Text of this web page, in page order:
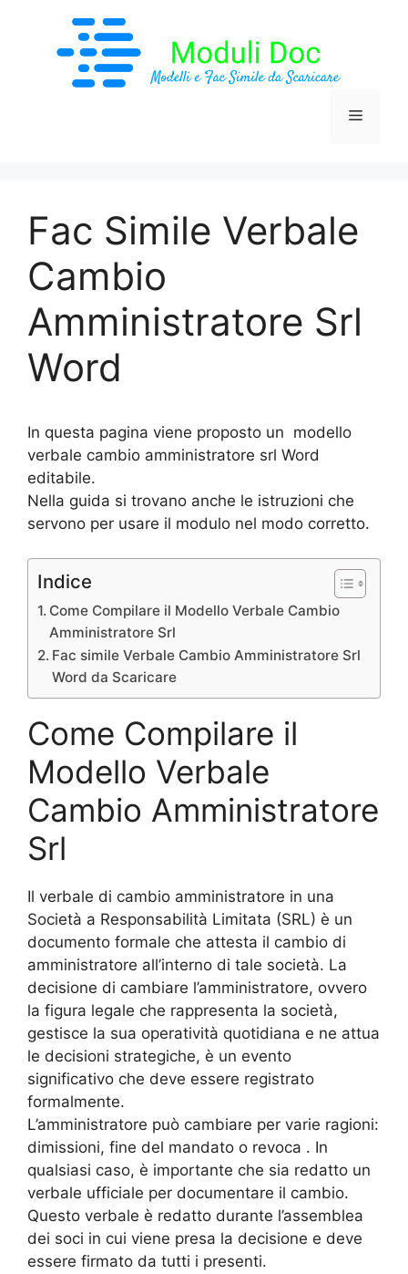
contenuto
Menu
Fac Simile Verbale
Cambio
Amministratore Srl
Word
In questa pagina viene proposto un modello
verbale cambio amministratore srl Word
editabile.
Nella guida si trovano anche le istruzioni che
servono per usare il modulo nel modo corretto.
Indice
Come Compilare il Modello Verbale Cambio
Amministratore Srl
Fac simile Verbale Cambio Amministratore Srl
Word da Scaricare
Come Compilare il
Modello Verbale
Cambio Amministratore
Srl
Il verbale di cambio amministratore in una
Società a Responsabilità Limitata (SRL) è un
documento formale che attesta il cambio di
amministratore all’interno di tale società. La
decisione di cambiare l’amministratore, ovvero
la figura legale che rappresenta la società,
gestisce la sua operatività quotidiana e ne attua
le decisioni strategiche, è un evento
significativo che deve essere registrato
formalmente.
L’amministratore può cambiare per varie ragioni:
dimissioni, fine del mandato o revoca . In
qualsiasi caso, è importante che sia redatto un
verbale ufficiale per documentare il cambio.
Questo verbale è redatto durante l’assemblea
dei soci in cui viene presa la decisione e deve
essere firmato da tutti i presenti.